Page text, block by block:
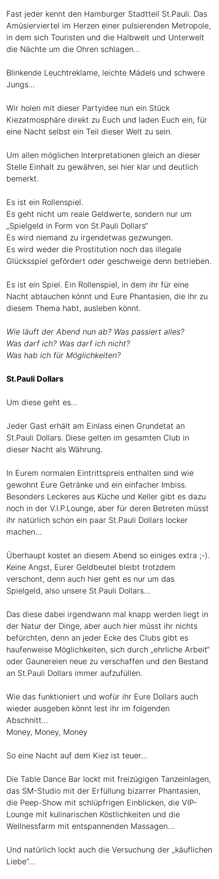
Fast jeder kennt den Hamburger Stadtteil St.Pauli. Das
Amüsierviertel im Herzen einer pulsierenden Metropole,
in dem sich Touristen und die Halbwelt und Unterwelt
die Nächte um die Ohren schlagen…
Blinkende Leuchtreklame, leichte Mädels und schwere
Jungs…
Wir holen mit dieser Partyidee nun ein Stück
Kiezatmosphäre direkt zu Euch und laden Euch ein, für
eine Nacht selbst ein Teil dieser Welt zu sein.
Um allen möglichen Interpretationen gleich an dieser
Stelle Einhalt zu gewähren, sei hier klar und deutlich
bemerkt.
Es ist ein Rollenspiel.
Es geht nicht um reale Geldwerte, sondern nur um
„Spielgeld in Form von St.Pauli Dollars“
Es wird niemand zu irgendetwas gezwungen.
Es wird weder die Prostitution noch das illegale
Glücksspiel gefördert oder geschweige denn betrieben.
Es ist ein Spiel. Ein Rollenspiel, in dem ihr für eine
Nacht abtauchen könnt und Eure Phantasien, die ihr zu
diesem Thema habt, ausleben könnt.
Wie läuft der Abend nun ab? Was passiert alles?
Was darf ich? Was darf ich nicht?
Was hab ich für Möglichkeiten?
St.Pauli Dollars
Um diese geht es…
Jeder Gast erhält am Einlass einen Grundetat an
St.Pauli Dollars. Diese gelten im gesamten Club in
dieser Nacht als Währung.
In Eurem normalen Eintrittspreis enthalten sind wie
gewohnt Eure Getränke und ein einfacher Imbiss.
Besonders Leckeres aus Küche und Keller gibt es dazu
noch in der V.I.P.Lounge, aber für deren Betreten müsst
ihr natürlich schon ein paar St.Pauli Dollars locker
machen…
Überhaupt kostet an diesem Abend so einiges extra ;-).
Keine Angst, Eurer Geldbeutel bleibt trotzdem
verschont, denn auch hier geht es nur um das
Spielgeld, also unsere St.Pauli Dollars…
Das diese dabei irgendwann mal knapp werden liegt in
der Natur der Dinge, aber auch hier müsst ihr nichts
befürchten, denn an jeder Ecke des Clubs gibt es
haufenweise Möglichkeiten, sich durch „ehrliche Arbeit“
oder Gaunereien neue zu verschaffen und den Bestand
an St.Pauli Dollars immer aufzufüllen.
Wie das funktioniert und wofür ihr Eure Dollars auch
wieder ausgeben könnt lest ihr im folgenden
Abschnitt…
Money, Money, Money
So eine Nacht auf dem Kiez ist teuer…
Die Table Dance Bar lockt mit freizügigen Tanzeinlagen,
das SM-Studio mit der Erfüllung bizarrer Phantasien,
die Peep-Show mit schlüpfrigen Einblicken, die VIP-
Lounge mit kulinarischen Köstlichkeiten und die
Wellnessfarm mit entspannenden Massagen…
Und natürlich lockt auch die Versuchung der „käuflichen
Liebe“…